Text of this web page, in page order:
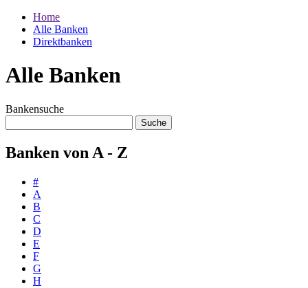
Home
Alle Banken
Direktbanken
Alle Banken
Bankensuche
Banken von A - Z
#
A
B
C
D
E
F
G
H